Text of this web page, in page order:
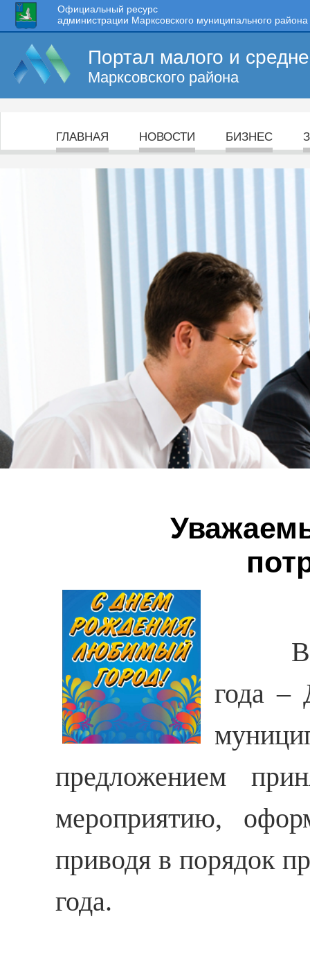
Официальный ресурс
администрации Марксовского муниципального района
Портал малого и
Марксовского района
ГЛАВНАЯ НОВОСТИ БИЗНЕС
года –
предложением
мероприятию,
приводя в порядок
года.